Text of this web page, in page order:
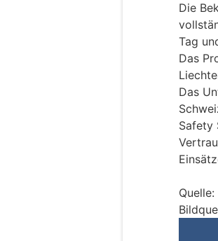
Die
Tag
Das
Das
Safety